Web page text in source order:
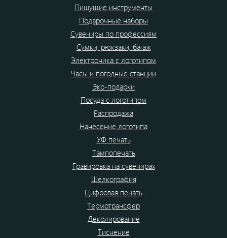
Пишущие инструменты
Подарочные наборы
Сувениры по профессиям
Сумки, рюкзаки, багаж
Электроника с логотипом
Часы и погодные станции
Эко-подарки
Посуда с логотипом
Распродажа
Нанесение логотипа
УФ печать
Тампопечать
Гравировка на сувенирах
Шелкография
Цифровая печать
Термотрансфер
Деколирование
Тиснение